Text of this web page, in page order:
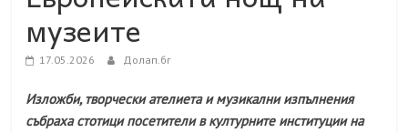
музеите
17.05.2026 Долап.бг
Изложби, творчески ателиета и музикални изпълнения
събраха стотици посетители в културните институции на